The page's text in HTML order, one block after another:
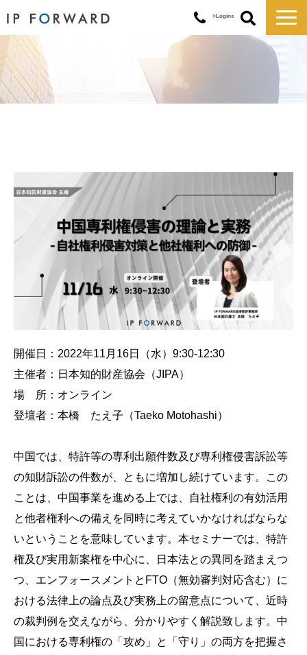
>Logins
サービス一覧
対応実績
コラム
企業情報
開催日：2022年11月16日（水）9:30-12:30
主催者：日本知的財産協会（JIPA）
場 所：オンライン
登壇者：本橋 たえ子（Taeko Motohashi）
中国では、特許等の専利出願件数及び専利権侵害訴訟等
の知財訴訟の件数が、ともに増加し続けています。この
ことは、中国事業を進める上では、自社権利の有効活用
と他者権利への備えを同時に考えていかなければならな
いということを意味しています。本セミナーでは、特許
権及び実用新案権を中心に、日本法との異同を踏まえつ
つ、エンフォースメントとFTO（無効審判対応含む）に
おける法律上の論点及び実務上の留意点について、近時
の裁判例を交えながら、分かりやすく解説致します。中
国における専利権の「攻め」と「守り」の両方を把握さ